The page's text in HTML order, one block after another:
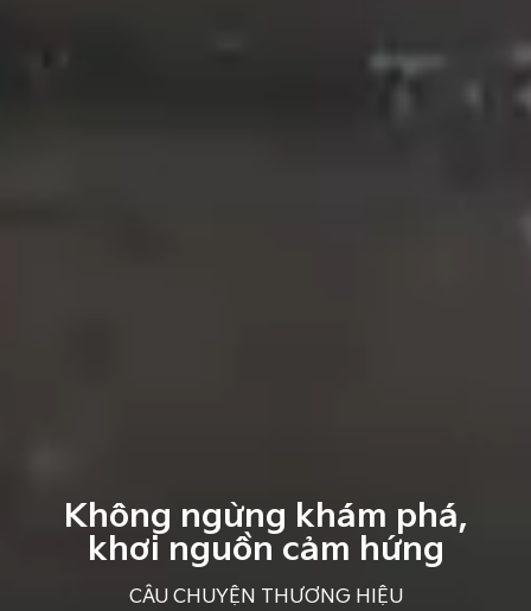
Không ngừng khám phá,
khơi nguồn cảm hứng
CÂU CHUYỆN THƯƠNG HIỆU